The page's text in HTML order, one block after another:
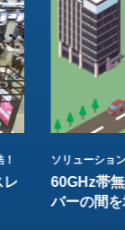
レ
ソリューショ
60GHz帯
バーの間